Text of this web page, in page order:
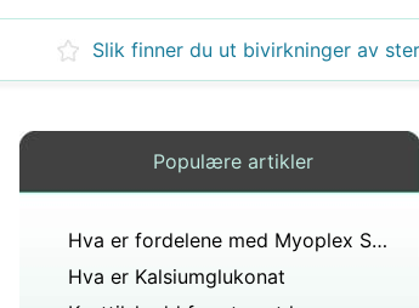
Populære artikler
Hva er fordelene med Myoplex Shakes
Hva er Kalsiumglukonat